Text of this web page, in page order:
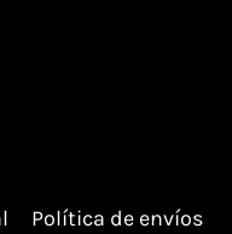
Política de envíos